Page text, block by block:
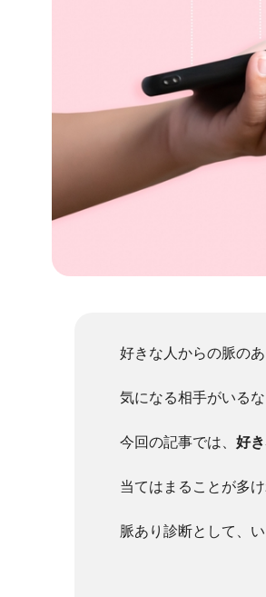
好きな人からの脈の
気になる相手がいる
今回の記事では、 好
当てはまることが多
脈あり診断として、